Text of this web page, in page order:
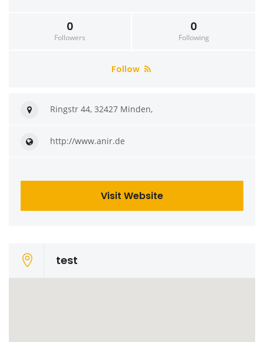
0
Followers
0
Following
Follow
Ringstr 44, 32427 Minden,
http://www.anir.de
Visit Website
test